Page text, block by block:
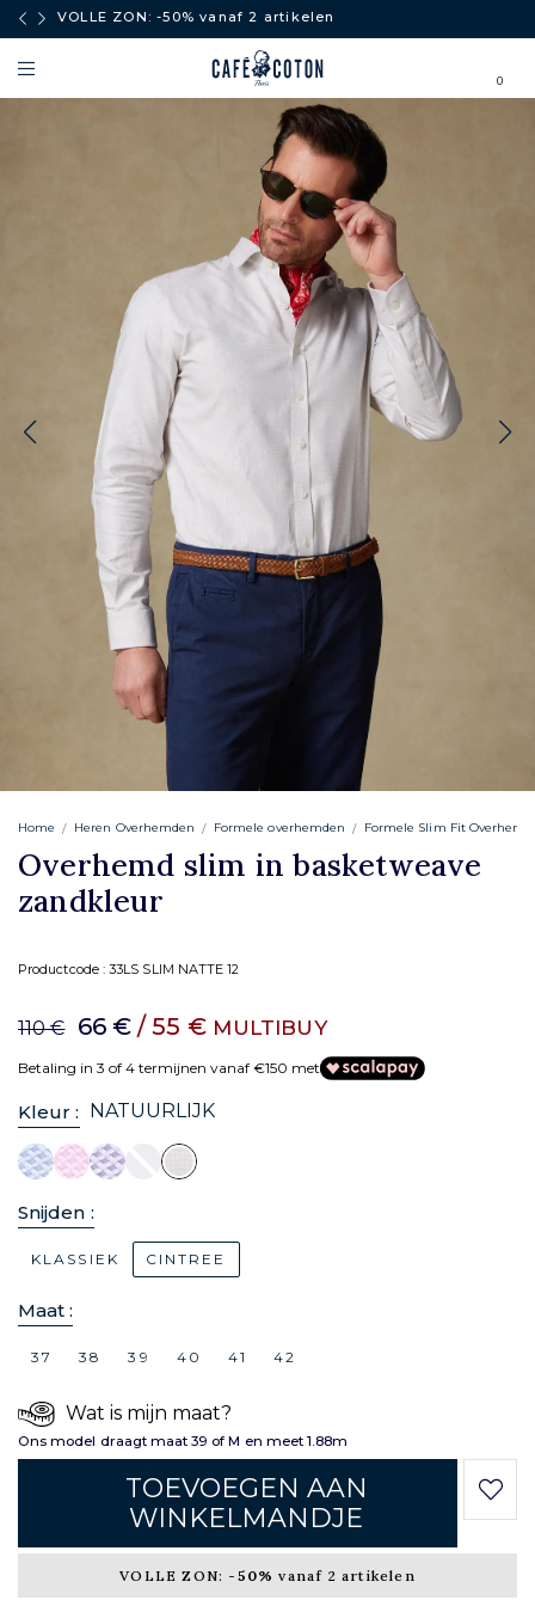
VOLLE ZON: -50% vanaf 2 artikelen
0
Home Heren Overhemden Formele overhemden Formele Slim Fit
Overhemd slim in basketweave
zandkleur
Productcode :33LS SLIM NATTE 12
110 € 66 € / 55 € MULTIBUY
Betaling in 3 of 4 termijnen vanaf €150 met
Kleur : NATUURLIJK
Snijden :
KLASSIEK CINTREE
Maat :
37 38 39 40 41 42
Wat is mijn maat?
Ons model draagt maat 39 of M en meet 1.88m
TOEVOEGEN AAN
WINKELMANDJE
VOLLE ZON: -50% vanaf 2 artikelen